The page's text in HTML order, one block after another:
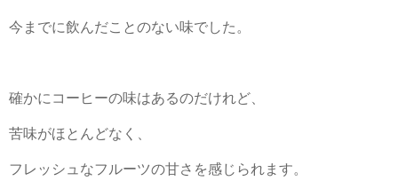
今までに飲んだことのない味でした。
確かにコーヒーの味はあるのだけれど、
苦味がほとんどなく、
フレッシュなフルーツの甘さを感じられます。